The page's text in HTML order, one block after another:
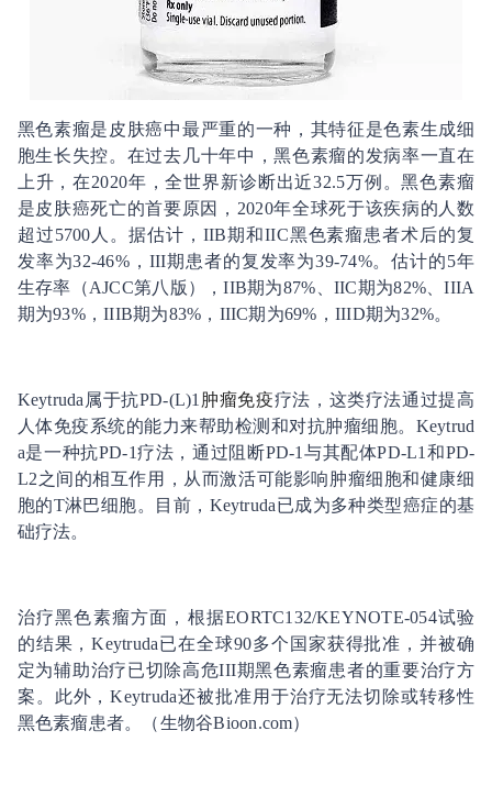
黑色素瘤是皮肤癌中最严重的一种，其特征是色素生成细
胞生长失控。在过去几十年中，黑色素瘤的发病率一直在
上升，在2020年，全世界新诊断出近32.5万例。黑色素瘤
是皮肤癌死亡的首要原因，2020年全球死于该疾病的人数
超过5700人。据估计，IIB期和IIC黑色素瘤患者术后的复
发率为32-46%，III期患者的复发率为39-74%。估计的5年
生存率（AJCC第八版），IIB期为87%、IIC期为82%、IIIA
期为93%，IIIB期为83%，IIIC期为69%，IIID期为32%。
Keytruda属于抗PD-(L)1 肿瘤免疫疗法，这类疗法通过提高
人体免疫系统的能力来帮助检测和对抗肿瘤细胞。Keytrud
a是一种抗PD-1疗法，通过阻断PD-1与其配体PD-L1和PD-
L2之间的相互作用，从而激活可能影响肿瘤细胞和健康细
胞的T淋巴细胞。目前，Keytruda已成为多种类型癌症的基
础疗法。
治疗黑色素瘤方面，根据EORTC132/KEYNOTE-054试验
的结果，Keytruda已在全球90多个国家获得批准，并被确
定为辅助治疗已切除高危III期黑色素瘤患者的重要治疗方
案。此外，Keytruda还被批准用于治疗无法切除或转移性
黑色素瘤患者。（生物谷Bioon.com）